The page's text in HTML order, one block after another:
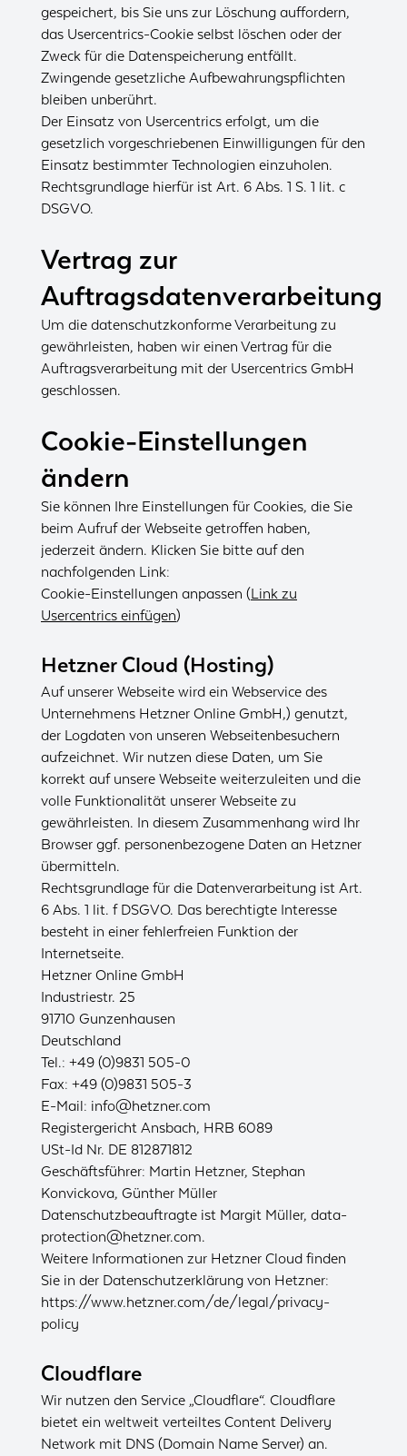
gespeichert, bis Sie uns zur Löschung auffordern,
das Usercentrics-Cookie selbst löschen oder der
Zweck für die Datenspeicherung entfällt.
Zwingende gesetzliche Aufbewahrungspflichten
bleiben unberührt.
Der Einsatz von Usercentrics erfolgt, um die
gesetzlich vorgeschriebenen Einwilligungen für den
Einsatz bestimmter Technologien einzuholen.
Rechtsgrundlage hierfür ist Art. 6 Abs. 1 S. 1 lit. c
DSGVO.
Vertrag zur
Auftragsdatenverarbeitung
Um die datenschutzkonforme Verarbeitung zu
gewährleisten, haben wir einen Vertrag für die
Auftragsverarbeitung mit der Usercentrics GmbH
geschlossen.
Cookie-Einstellungen
ändern
Sie können Ihre Einstellungen für Cookies, die Sie
beim Aufruf der Webseite getroffen haben,
jederzeit ändern. Klicken Sie bitte auf den
nachfolgenden Link:
Cookie-Einstellungen anpassen (Link zu
Usercentrics einfügen)
Hetzner Cloud (Hosting)
Auf unserer Webseite wird ein Webservice des
Unternehmens Hetzner Online GmbH,) genutzt,
der Logdaten von unseren Webseitenbesuchern
aufzeichnet. Wir nutzen diese Daten, um Sie
korrekt auf unsere Webseite weiterzuleiten und die
volle Funktionalität unserer Webseite zu
gewährleisten. In diesem Zusammenhang wird Ihr
Browser ggf. personenbezogene Daten an Hetzner
übermitteln.
Rechtsgrundlage für die Datenverarbeitung ist Art.
6 Abs. 1 lit. f DSGVO. Das berechtigte Interesse
besteht in einer fehlerfreien Funktion der
Internetseite.
Hetzner Online GmbH
Industriestr. 25
91710 Gunzenhausen
Deutschland
Tel.: +49 (0)9831 505-0
Fax: +49 (0)9831 505-3
E-Mail: info@hetzner.com
Registergericht Ansbach, HRB 6089
USt-Id Nr. DE 812871812
Geschäftsführer: Martin Hetzner, Stephan
Konvickova, Günther Müller
Datenschutzbeauftragte ist Margit Müller, data-
protection@hetzner.com.
Weitere Informationen zur Hetzner Cloud finden
Sie in der Datenschutzerklärung von Hetzner:
https://www.hetzner.com/de/legal/privacy-
policy
Cloudflare
Wir nutzen den Service „Cloudflare“. Cloudflare
bietet ein weltweit verteiltes Content Delivery
Network mit DNS (Domain Name Server) an.